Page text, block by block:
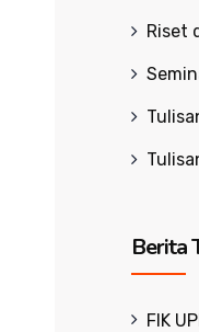
Riset
Berita
FIK